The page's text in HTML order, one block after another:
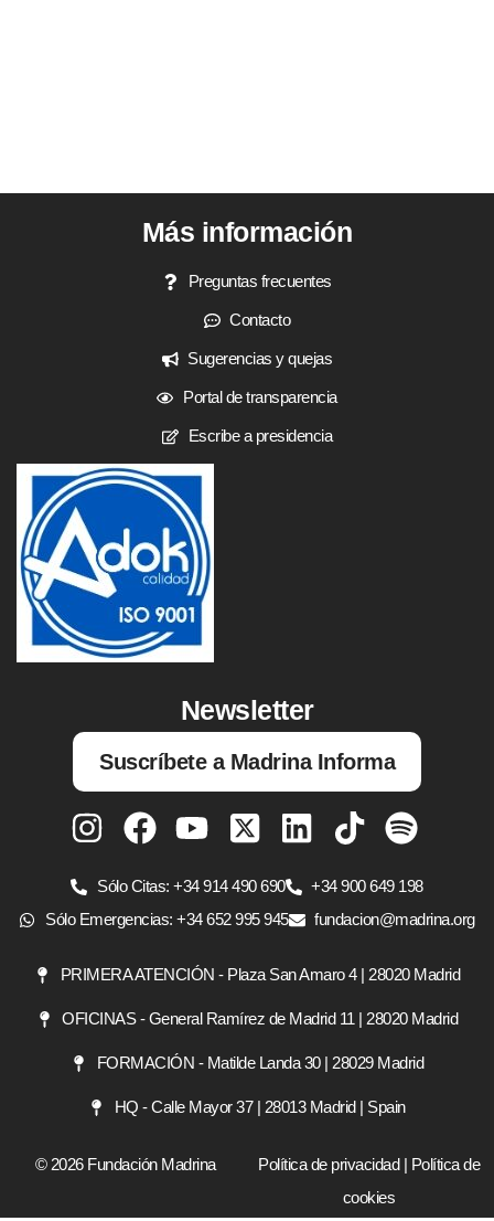
Más información
Preguntas frecuentes
Contacto
Sugerencias y quejas
Portal de transparencia
Escribe a presidencia
Newsletter
Suscríbete a Madrina Informa
Sólo Citas: +34 914 490 690
+34 900 649 198
Sólo Emergencias: +34 652 995 945
fundacion@madrina.org
PRIMERA ATENCIÓN - Plaza San Amaro 4 | 28020 Madrid
OFICINAS - General Ramírez de Madrid 11 | 28020 Madrid
FORMACIÓN - Matilde Landa 30 | 28029 Madrid
HQ - Calle Mayor 37 | 28013 Madrid | Spain
© 2026 Fundación Madrina Política de privacidad| Política de
cookies